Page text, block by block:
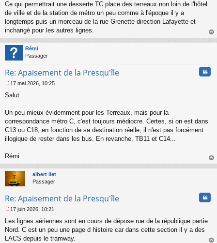
g
e
n
o
n
l
u
Ce qui permettrait une desserte TC place des terreaux non loin de l'hôtel
de ville et de la station de métro un peu comme à l'époque il y a
longtemps puis un morceau de la rue Grenette direction Lafayette et
inchangé pour les autres lignes.
au
Rémi
Passager
Re: Apaisement de la Presqu'île
e
s
g
e
n
n
u
17 mai 2026, 10:25
Salut
Un peu mieux évidemment pour les Terreaux, mais pour la
correspondance métro C, c'est toujours médiocre. Certes, si on est dans
C13 ou C18, en fonction de sa destination réelle, il n'est pas forcément
illogique de rester dans les bus. En revanche, TB11 et C14...
Rémi
au
albert liet
Passager
Re: Apaisement de la Presqu'île
e
s
s
17 juin 2026, 10:21
Les lignes aériennes sont en cours de dépose rue de la république partie
Nord. C est un peu une page d histoire car dans cette section il y a des
LACS depuis le tramway.